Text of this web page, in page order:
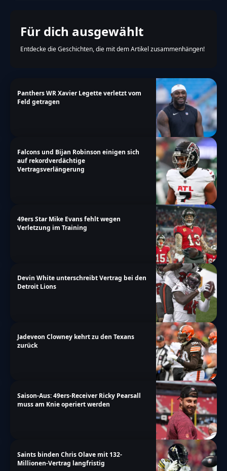
Für dich ausgewählt
Entdecke die Geschichten, die mit dem Artikel zusammenhängen!
Panthers WR Xavier Legette verletzt vom
Feld getragen
Falcons und Bijan Robinson einigen sich
auf rekordverdächtige
Vertragsverlängerung
49ers Star Mike Evans fehlt wegen
Verletzung im Training
Devin White unterschreibt Vertrag bei den
Detroit Lions
Jadeveon Clowney kehrt zu den Texans
zurück
Saison-Aus: 49ers-Receiver Ricky Pearsall
muss am Knie operiert werden
Saints binden Chris Olave mit 132-
Millionen-Vertrag langfristig